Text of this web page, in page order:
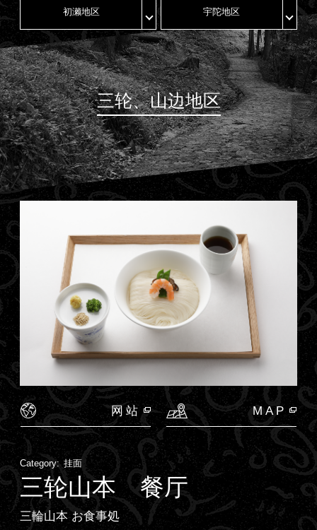
初濑地区 宇陀地区
三轮、山边地区
网站 MAP
Category: 挂面
三轮山本 餐厅
三輪山本 お食事処